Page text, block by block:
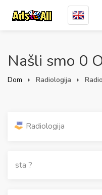
Našli smo 0
Dom Radiologija
Radiologija